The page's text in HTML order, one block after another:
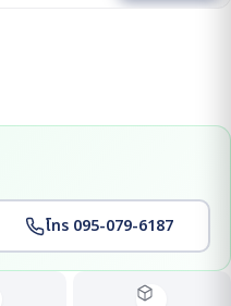
โทร 095-079-6187